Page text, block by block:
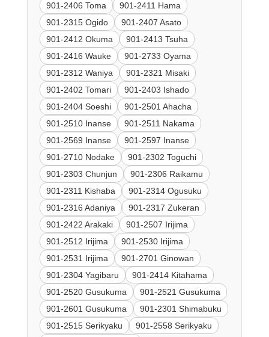
901-2406 Toma
901-2411 Hama
901-2315 Ogido
901-2407 Asato
901-2412 Okuma
901-2413 Tsuha
901-2416 Wauke
901-2733 Oyama
901-2312 Waniya
901-2321 Misaki
901-2402 Tomari
901-2403 Ishado
901-2404 Soeshi
901-2501 Ahacha
901-2510 Inanse
901-2511 Nakama
901-2569 Inanse
901-2597 Inanse
901-2710 Nodake
901-2302 Toguchi
901-2303 Chunjun
901-2306 Raikamu
901-2311 Kishaba
901-2314 Ogusuku
901-2316 Adaniya
901-2317 Zukeran
901-2422 Arakaki
901-2507 Irijima
901-2512 Irijima
901-2530 Irijima
901-2531 Irijima
901-2701 Ginowan
901-2304 Yagibaru
901-2414 Kitahama
901-2520 Gusukuma
901-2521 Gusukuma
901-2601 Gusukuma
901-2301 Shimabuku
901-2515 Serikyaku
901-2558 Serikyaku